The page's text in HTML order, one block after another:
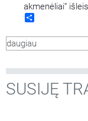
akmenėliai“
Bažnyčios
daugiau
SUSIJĘ